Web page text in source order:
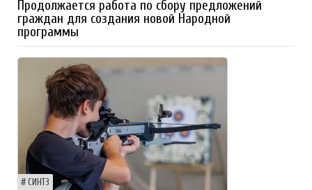
Продолжается работа по сбору предложений
граждан для создания новой Народной
программы
СИНТЗ